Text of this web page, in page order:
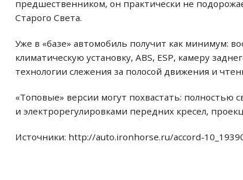
предшественником, он практически не
Старого Света.
Уже в «базе» автомобиль получит как минимум:
климатическую установку, ABS, ESP, камеру
технологии слежения за полосой движения и
«Топовые» версии могут похвастать: полностью
и электрорегулировками передних кресел,
Источники: http://auto.ironhorse.ru/accord-